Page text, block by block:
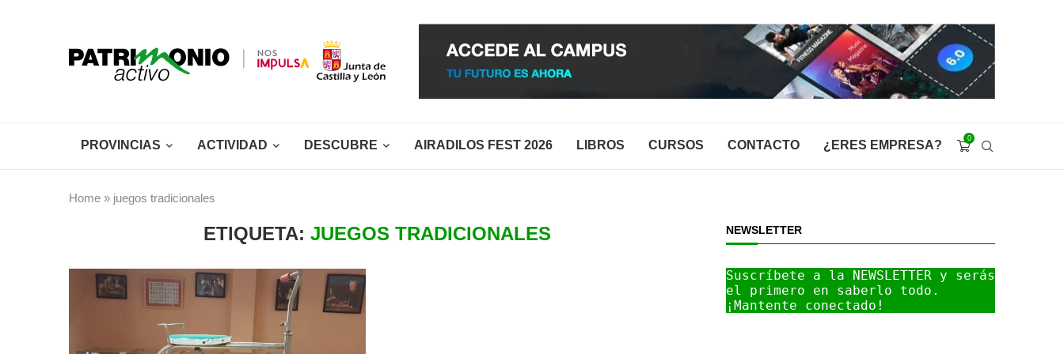
PROVINCIAS ACTIVIDAD DESCUBRE AIRADILOS FEST 2026 LIBROS CURSOS CONTACTO ¿ERES EMPRESA? 0
Home » juegos tradicionales
ETIQUETA:JUEGOS TRADICIONALES NEWSLETTER
Suscríbete a la NEWSLETTER y serás
el primero en saberlo todo.
¡Mantente conectado!